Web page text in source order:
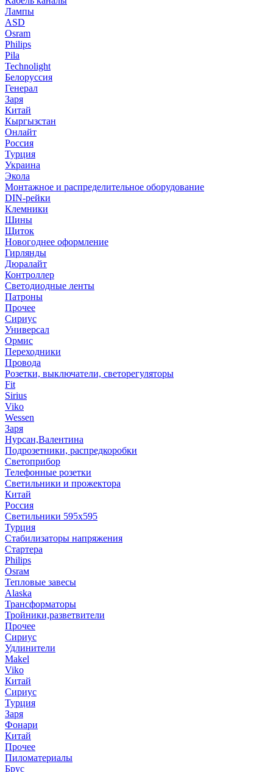
Лампы
ASD
Osram
Philips
Pila
Technolight
Белоруссия
Генерал
Заря
Китай
Кыргызстан
Онлайт
Россия
Турция
Украина
Экола
Монтажное и распределительное оборудование
DIN-рейки
Клемники
Шины
Щиток
Новогоднее оформление
Гирлянды
Дюралайт
Контроллер
Светодиодные ленты
Патроны
Прочее
Сириус
Универсал
Ормис
Переходники
Провода
Розетки, выключатели, светорегуляторы
Fit
Sirius
Viko
Wessen
Заря
Нурсан,Валентина
Подрозетники, распредкоробки
Светоприбор
Телефонные розетки
Светильники и прожектора
Китай
Россия
Светильники 595х595
Турция
Стабилизаторы напряжения
Стартера
Philips
Оsrам
Тепловые завесы
Alaska
Трансформаторы
Тройники,разветвители
Прочее
Сириус
Удлинители
Makel
Viko
Китай
Сириус
Турция
Заря
Фонари
Китай
Прочее
Пиломатериалы
Брус